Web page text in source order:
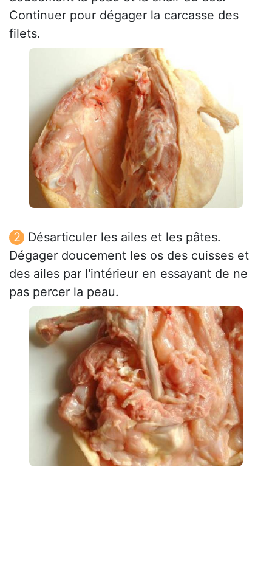
Continuer pour dégager la carcasse des
filets.
Désarticuler les ailes et les pâtes.
Dégager doucement les os des cuisses et
des ailes par l'intérieur en essayant de ne
pas percer la peau.